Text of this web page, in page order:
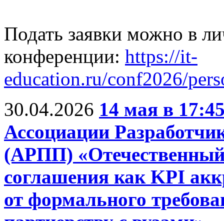
Подать заявки можно в
конференции: https://it-
education.ru/conf2026/
30.04.2026 14 мая в
Ассоциации
(АРПП)
соглашения как KPI
от формального